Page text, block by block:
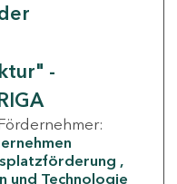
-
und Technologie